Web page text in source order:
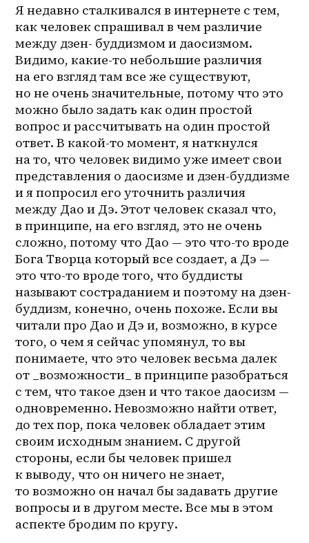
Я недавно сталкивался в интернете с тем,
как человек спрашивал в чем различие
между дзен- буддизмом и даосизмом.
Видимо, какие-то небольшие различия
на его взгляд там все же существуют,
но не очень значительные, потому что это
можно было задать как один простой
вопрос и рассчитывать на один простой
ответ. В какой-то момент, я наткнулся
на то, что человек видимо уже имеет свои
представления о даосизме и дзен-буддизме
и я попросил его уточнить различия
между Дао и Дэ. Этот человек сказал что,
в принципе, на его взгляд, это не очень
сложно, потому что Дао — это что-то вроде
Бога Творца который все создает, а Дэ —
это что-то вроде того, что буддисты
называют состраданием и поэтому на дзен-
буддизм, конечно, очень похоже. Если вы
читали про Дао и Дэ и, возможно, в курсе
того, о чем я сейчас упомянул, то вы
понимаете, что это человек весьма далек
от _возможности_ в принципе разобраться
с тем, что такое дзен и что такое даосизм —
одновременно. Невозможно найти ответ,
до тех пор, пока человек обладает этим
своим исходным знанием. С другой
стороны, если бы человек пришел
к выводу, что он ничего не знает,
то возможно он начал бы задавать другие
вопросы и в другом месте. Все мы в этом
аспекте бродим по кругу.